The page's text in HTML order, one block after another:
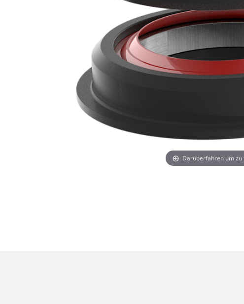
Darüberfahren um zu